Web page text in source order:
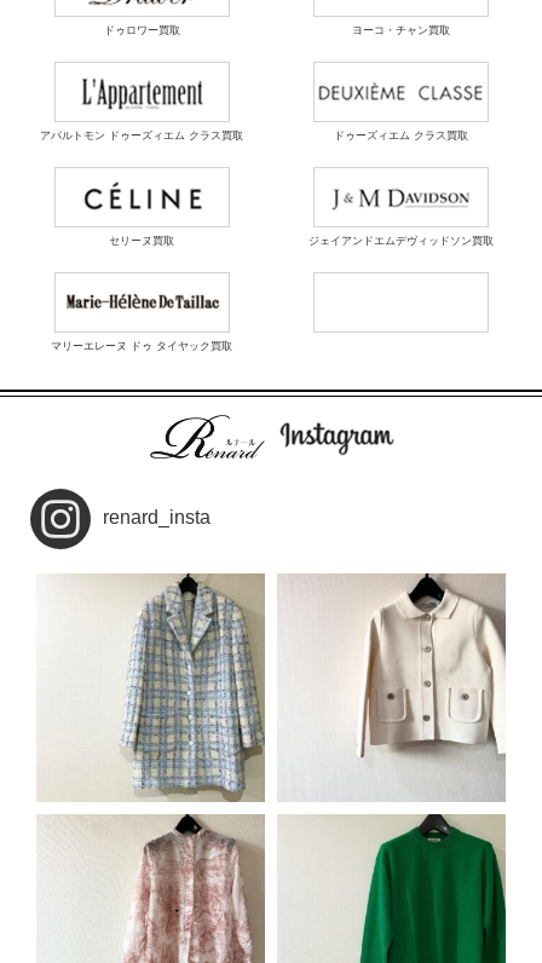
ドゥロワー買取 ヨーコ・チャン買取
アパルトモン ドゥーズィエム クラス買取 ドゥーズィエム クラス買取
セリーヌ買取 ジェイアンドエムデヴィッドソン買取
マリーエレーヌ ドゥ タイヤック買取
renard_insta